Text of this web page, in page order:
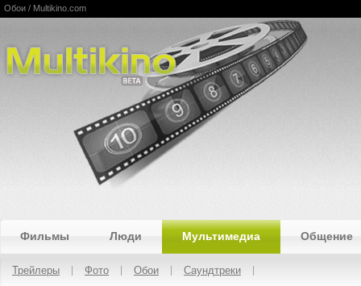
Multikino
Обои / Multikino.com
Фильмы Люди Мультимедиа Общение
Трейлеры Фото Обои Саундтреки